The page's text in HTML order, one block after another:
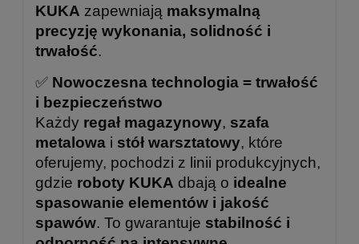
KUKA zapewniają maksymalną
precyzję wykonania, solidność i
trwałość.
✅ Nowoczesna technologia = trwałość
i bezpieczeństwo
Każdy regał magazynowy, szafa
metalowa i stół warsztatowy, które
oferujemy, pochodzi z linii produkcyjnych,
gdzie roboty KUKA dbają o idealne
spasowanie elementów i jakość
spawów. To gwarantuje stabilność i